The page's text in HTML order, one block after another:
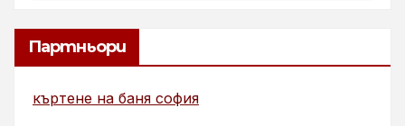
Партньори
къртене на баня софия